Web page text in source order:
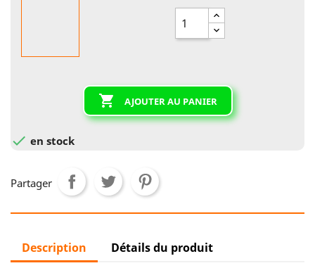
 AJOUTER AU PANIER
 en stock
Partager
Description Détails du produit